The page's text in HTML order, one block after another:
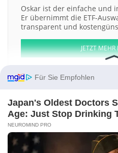
Oskar ist der einfache und
Er übernimmt die ETF-
transparent und
JETZT MEHR
Aktien ATX DAX EuroStoxx 50
S&P
Weitere
Superior Resources
Xylo
Für Sie Empfohlen
Japan's Oldest Doctors
Age: Just Stop Drinking
NEUROMIND PRO